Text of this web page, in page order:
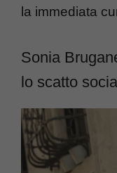
la immediata
Sonia
lo scatto